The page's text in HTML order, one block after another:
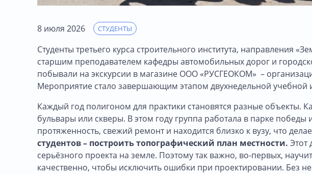
8 июля 2026 СТУДЕНТЫ
Студенты третьего курса строительного института, направления
старшим преподавателем кафедры автомобильных дорог и
побывали на экскурсии в магазине ООО «РУСГЕОКОМ» –
Мероприятие стало завершающим этапом двухнедельной учебной
Каждый год полигоном для практики становятся разные объекты.
бульвары или скверы. В этом году группа работала в парке
протяженность, свежий ремонт и находится близко к вузу, что
студентов – построить топографический план местности. Этот
серьёзного проекта на земле. Поэтому так важно, во-первых,
качественно, чтобы исключить ошибки при проектировании. Без